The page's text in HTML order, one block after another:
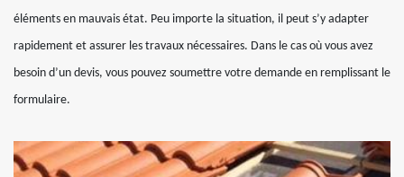
éléments en mauvais état. Peu importe la situation, il peut s’y adapter
rapidement et assurer les travaux nécessaires. Dans le cas où vous avez
besoin d’un devis, vous pouvez soumettre votre demande en remplissant le
formulaire.